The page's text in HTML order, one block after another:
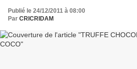
Publié le 24/12/2011 à 08:00
Par CRICRIDAM